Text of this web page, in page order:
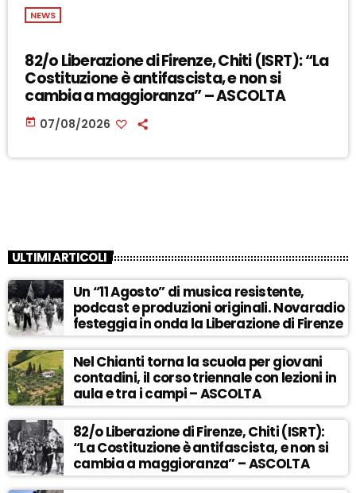
NEWS
82/o Liberazione di Firenze, Chiti (ISRT): “La
Costituzione è antifascista, e non si
cambia a maggioranza” – ASCOLTA
today 07/08/2026
ULTIMI ARTICOLI
Un “11 Agosto” di musica resistente,
podcast e produzioni originali. Novaradio
festeggia in onda la Liberazione di Firenze
Nel Chianti torna la scuola per giovani
contadini, il corso triennale con lezioni in
aula e tra i campi – ASCOLTA
82/o Liberazione di Firenze, Chiti (ISRT):
“La Costituzione è antifascista, e non si
cambia a maggioranza” – ASCOLTA